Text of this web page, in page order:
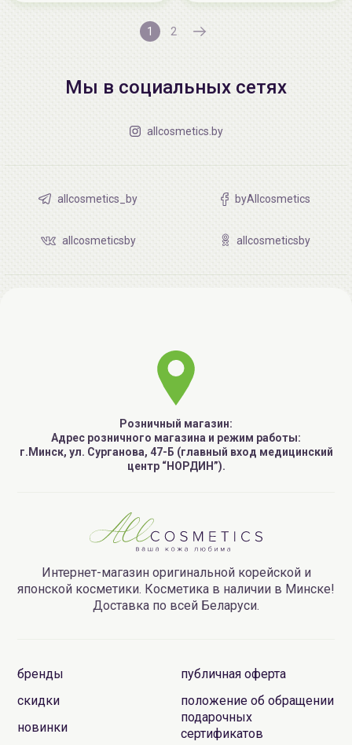
1 2
Мы в социальных сетях
allcosmetics.by
allcosmetics_by byAllcosmetics
allcosmeticsby allcosmeticsby
Розничный магазин:
Адрес розничного магазина и режим работы:
г.Минск, ул. Сурганова, 47-Б (главный вход медицинский
центр “НОРДИН”).
Интернет-магазин оригинальной корейской и
японской косметики. Косметика в наличии в Минске!
Доставка по всей Беларуси.
бренды
скидки
новинки
публичная оферта
положение об обращении
подарочных
сертификатов